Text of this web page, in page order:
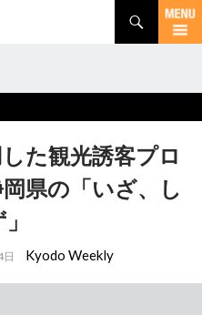
た観光誘客プロ
県の「いざ、し
Kyodo Weekly